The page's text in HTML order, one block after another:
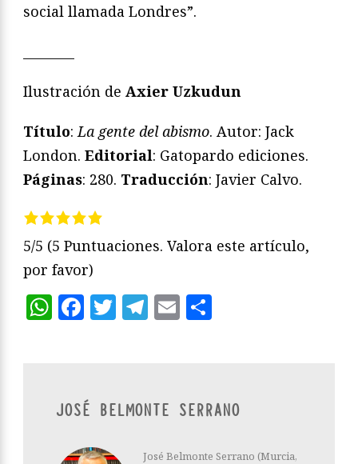
social llamada Londres”.
Ilustración de Axier Uzkudun
Título:La gente del abismo. Autor: Jack
London. Editorial: Gatopardo ediciones.
Páginas: 280. Traducción: Javier Calvo.
5/5 (5 Puntuaciones. Valora este artículo,
por favor)
WhatsApp
Facebook
Twitter
Telegram
Email
JOSÉ BELMONTE SERRANO
José Belmonte Serrano (Murcia,